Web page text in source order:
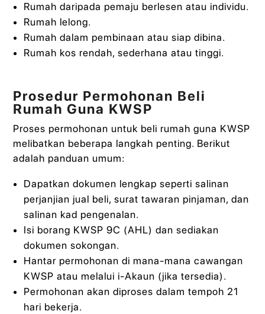
Rumah daripada pemaju berlesen atau individu.
Rumah lelong.
Rumah dalam pembinaan atau siap dibina.
Rumah kos rendah, sederhana atau tinggi.
Prosedur Permohonan Beli
Rumah Guna KWSP
Proses permohonan untuk beli rumah guna KWSP
melibatkan beberapa langkah penting. Berikut
adalah panduan umum:
Dapatkan dokumen lengkap seperti salinan
perjanjian jual beli, surat tawaran pinjaman, dan
salinan kad pengenalan.
Isi borang KWSP 9C (AHL) dan sediakan
dokumen sokongan.
Hantar permohonan di mana-mana cawangan
KWSP atau melalui i-Akaun (jika tersedia).
Permohonan akan diproses dalam tempoh 21
hari bekerja.